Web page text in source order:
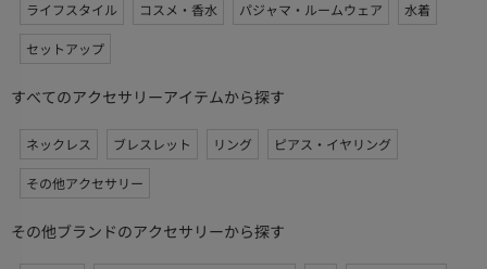
ライフスタイル
コスメ・香水 パジャマ・ルームウェア
水着
セットアップ
すべてのアクセサリーアイテムから探す
ネックレス ブレスレット リング
ピアス・イヤリング
その他アクセサリー
その他ブランドのアクセサリーから探す